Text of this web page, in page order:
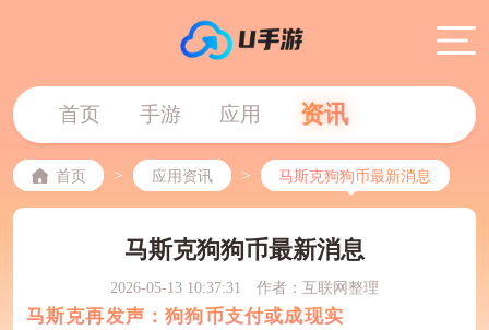
首页 手游 应用 资讯
首页 > 应用资讯 > 马斯克狗狗币最新消息
马斯克狗狗币最新消息
2026-05-13 10:37:31 作者：互联网整理
马斯克再发声：狗狗币支付或成现实